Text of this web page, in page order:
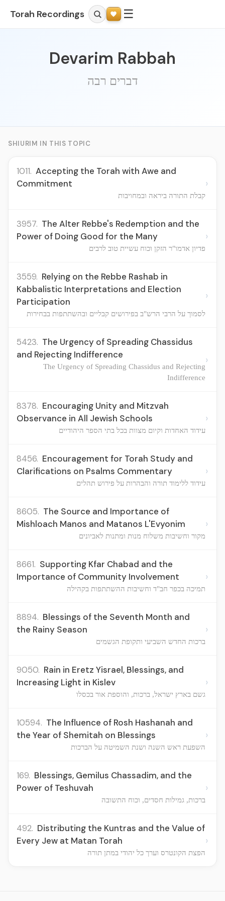
Torah Recordings ☰
Devarim Rabbah
דברים רבה
SHIURIM IN THIS TOPIC
1011. Accepting the Torah with Awe and
Commitment
קבלת התורה ביראה ובמחויבות
›
3957. The Alter Rebbe's Redemption and the
Power of Doing Good for the Many
פדיון אדמו"ר הזקן וכוח עשיית טוב לרבים
›
3559. Relying on the Rebbe Rashab in
Kabbalistic Interpretations and Election
Participation
לסמוך על הרבי הרש"ב בפירושים קבליים ובהשתתפות בבחירות
›
5423. The Urgency of Spreading Chassidus
and Rejecting Indifference
The Urgency of Spreading Chassidus and Rejecting
Indifference
›
8378. Encouraging Unity and Mitzvah
Observance in All Jewish Schools
עידוד האחדות וקיום מצוות בכל בתי הספר היהודיים
›
8456. Encouragement for Torah Study and
Clarifications on Psalms Commentary
עידוד ללימוד תורה והבהרות על פירוש תהלים
›
8605. The Source and Importance of
Mishloach Manos and Matanos L'Evyonim
מקור וחשיבות משלוח מנות ומתנות לאביונים
›
8661. Supporting Kfar Chabad and the
Importance of Community Involvement
תמיכה בכפר חב"ד וחשיבות ההשתתפות בקהילה
›
8894. Blessings of the Seventh Month and
the Rainy Season
ברכות החדש השביעי ותקופת הגשמים
›
9050. Rain in Eretz Yisrael, Blessings, and
Increasing Light in Kislev
גשם בארץ ישראל, ברכות, והוספת אור בכסלו
›
10594. The Influence of Rosh Hashanah and
the Year of Shemitah on Blessings
השפעת ראש השנה ושנת השמיטה על הברכות
›
169. Blessings, Gemilus Chassadim, and the
Power of Teshuvah
ברכות, גמילות חסדים, וכוח התשובה
›
492. Distributing the Kuntras and the Value of
Every Jew at Matan Torah
הפצת הקונטרס וערך כל יהודי במתן תורה
›